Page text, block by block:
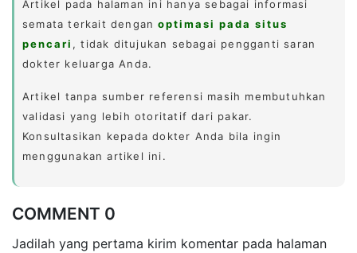
Artikel pada halaman ini hanya sebagai informasi
semata terkait denganoptimasi pada situs
pencari , tidak ditujukan sebagai pengganti saran
dokter keluarga Anda.
Artikel tanpa sumber referensi masih membutuhkan
validasi yang lebih otoritatif dari pakar.
Konsultasikan kepada dokter Anda bila ingin
menggunakan artikel ini.
COMMENT 0
Jadilah yang pertama kirim komentar pada halaman